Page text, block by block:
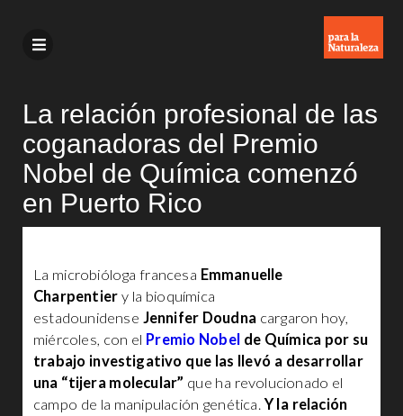
La relación profesional de las
coganadoras del Premio
Nobel de Química comenzó
en Puerto Rico
La microbióloga francesa Emmanuelle
Charpentier y la bioquímica
estadounidense Jennifer Doudna cargaron hoy,
miércoles, con el Premio Nobel de Química por su
trabajo investigativo que las llevó a desarrollar
una “tijera molecular” que ha revolucionado el
campo de la manipulación genética.Y la relación